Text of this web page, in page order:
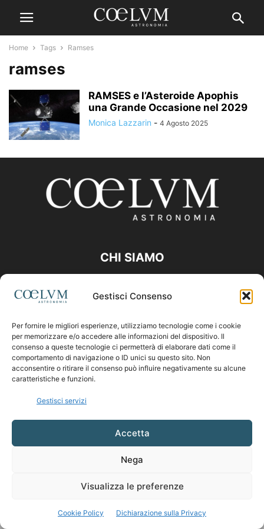
Gestisci Consenso
Per fornire le migliori esperienze, utilizziamo tecnologie come i cookie
per memorizzare e/o accedere alle informazioni del dispositivo. Il
consenso a queste tecnologie ci permetterà di elaborare dati come il
comportamento di navigazione o ID unici su questo sito. Non
acconsentire o ritirare il consenso può influire negativamente su alcune
caratteristiche e funzioni.
Gestisci servizi
Accetta
Nega
Visualizza le preferenze
Cookie Policy Dichiarazione sulla Privacy
Home Tags Ramses
ramses
RAMSES e l’Asteroide Apophis
una Grande Occasione nel 2029
Monica Lazzarin - 4 Agosto 2025
CHI SIAMO
Contattaci:coelumastro@coelum.com
SEGUICI